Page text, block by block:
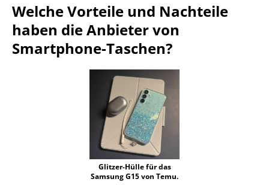
Welche Vorteile und Nachteile
haben die Anbieter von
Smartphone-Taschen?
Glitzer-Hülle für das
Samsung G15 von Temu.